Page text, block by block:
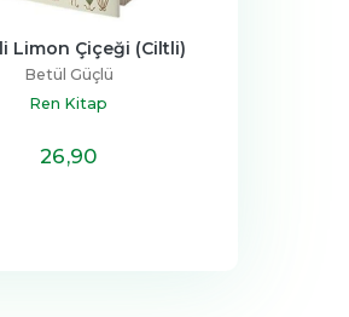
Küçük Mucizeler
Betül Güçlü
Ren Kitap
22,10